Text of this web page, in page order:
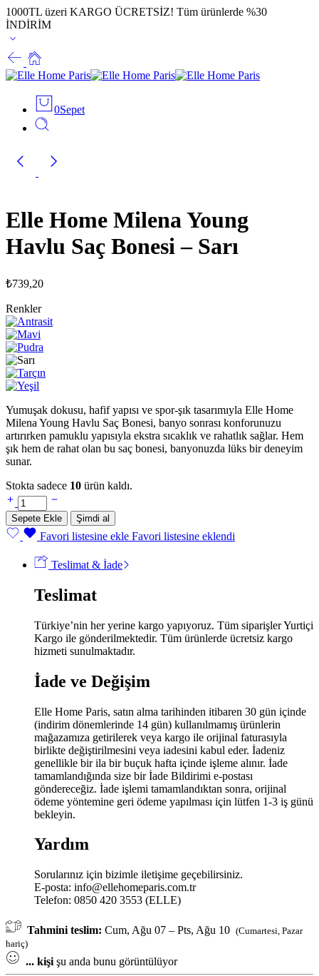
1000TL üzeri KARGO ÜCRETSİZ! Tüm ürünlerde %30
İNDİRİM
0Sepet
Elle Home Milena Young
Havlu Saç Bonesi – Sarı
₺739,20
Renkler
Yumuşak dokusu, hafif yapısı ve spor-şık tasarımıyla Elle Home
Milena Young Havlu Saç Bonesi, banyo sonrası konforunuzu
artırırken pamuklu yapısıyla ekstra sıcaklık ve rahatlık sağlar. Hem
şık hem de rahat olan bu saç bonesi, banyonuzda lüks bir deneyim
sunar.
Stokta sadece 10 ürün kaldı.
Elle
Home
Milena
Young
Sepete Ekle Şimdi al
Favori listesine ekle Favori listesine eklendi
Teslimat & İade
Teslimat
Türkiye’nin her yerine kargo yapıyoruz. Tüm siparişler Yurtiçi
Kargo ile gönderilmektedir. Tüm ürünlerde ücretsiz kargo
hizmeti sunulmaktadır.
İade ve Değişim
Elle Home Paris, satın alma tarihinden itibaren 30 gün içinde
(indirim dönemlerinde 14 gün) kullanılmamış ürünlerin
mağazamıza getirilerek veya kargo ile orijinal faturasıyla
birlikte değiştirilmesini veya iadesini kabul eder. İadeniz
genellikle bir ila bir buçuk hafta içinde işleme alınır. İade
tamamlandığında size bir İade Bildirimi e-postası
göndereceğiz. İade işlemi tamamlandıktan sonra, orijinal
ödeme yöntemine geri ödeme yapılması için lütfen 1-3 iş günü
bekleyin.
Yardım
Sorularınız için bizimle iletişime geçebilirsiniz.
E-posta: info@ellehomeparis.com.tr
Telefon: 0850 420 3553 (ELLE)
Tahmini teslim: Cum, Ağu 07 – Pts, Ağu 10 (Cumartesi, Pazar
hariç)
... kişi şu anda bunu görüntülüyor